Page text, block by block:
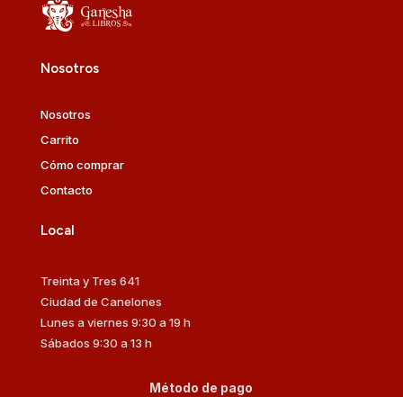
Nosotros
Nosotros
Carrito
Cómo comprar
Contacto
Local
Treinta y Tres 641
Ciudad de Canelones
Lunes a viernes 9:30 a 19 h
Sábados 9:30 a 13 h
Método de pago